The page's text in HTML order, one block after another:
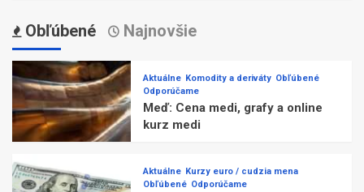
Obľúbené Najnovšie
Aktuálne Komodity a deriváty Obľúbené
Odporúčame
Meď: Cena medi, grafy a online
kurz medi
Aktuálne Kurzy euro / cudzia mena
Obľúbené Odporúčame